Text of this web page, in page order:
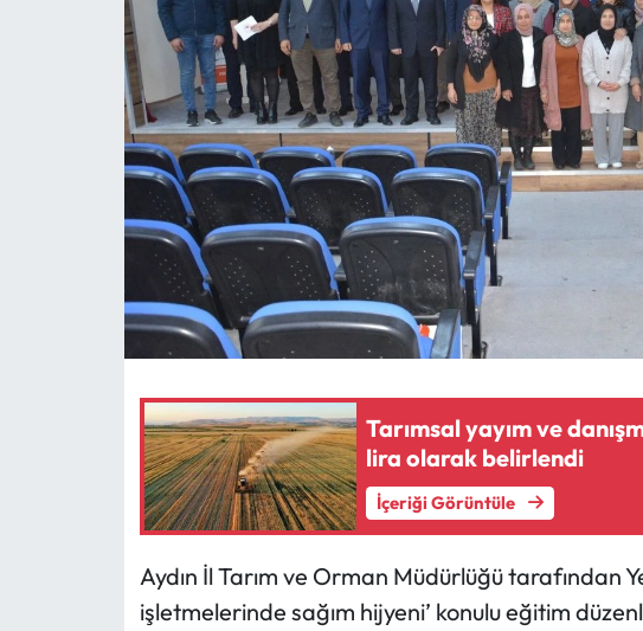
Tarımsal yayım ve
lira olarak belirlendi
İçeriği Görüntüle
Aydın İl Tarım ve Orman Müdürlüğü tarafından
işletmelerinde sağım hijyeni’ konulu eğitim
MAGAZİN
SAĞLIK
SİYASET
RESMİ İLANLAR
HABER İLAN